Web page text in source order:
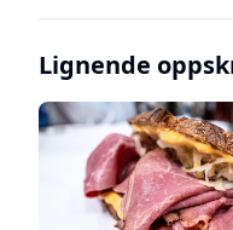
Lignende